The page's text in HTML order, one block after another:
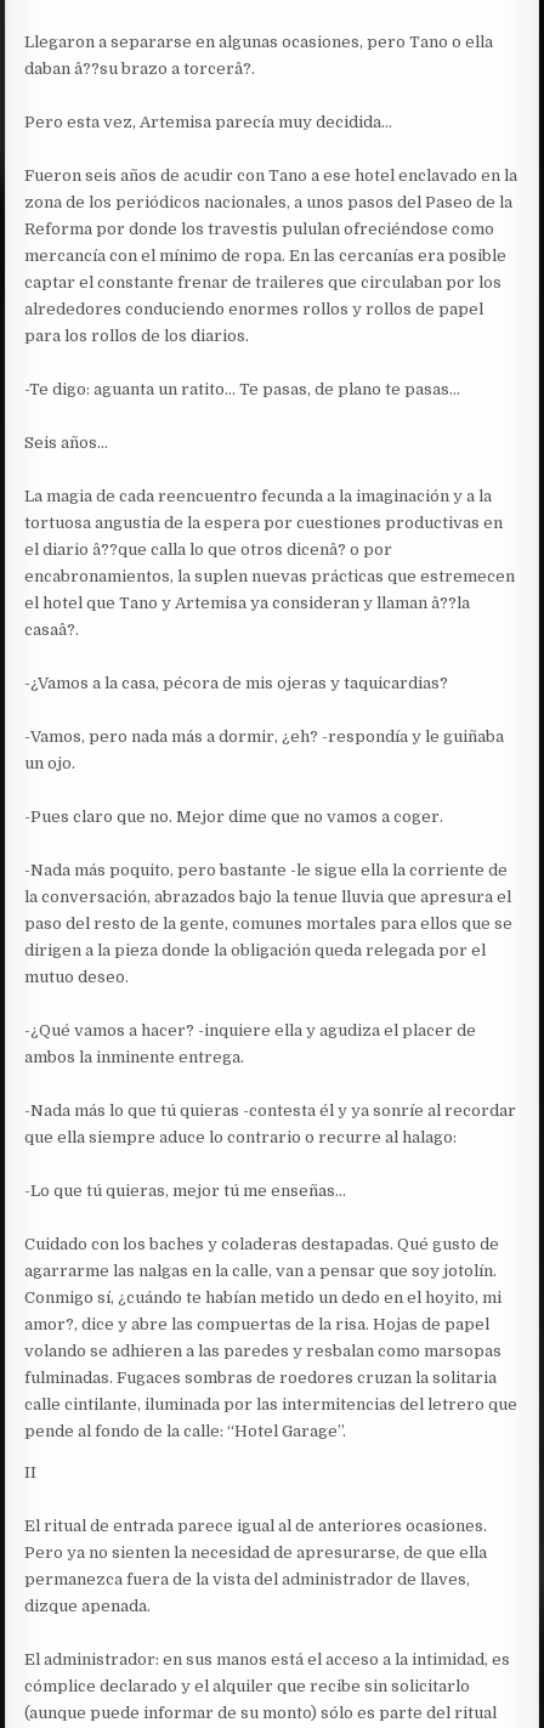
Llegaron a separarse en algunas ocasiones, pero Tano o ella
daban â??su brazo a torcerâ?.
Pero esta vez, Artemisa parecía muy decidida…
Fueron seis años de acudir con Tano a ese hotel enclavado en la
zona de los periódicos nacionales, a unos pasos del Paseo de la
Reforma por donde los travestis pululan ofreciéndose como
mercancía con el mínimo de ropa. En las cercanías era posible
captar el constante frenar de traileres que circulaban por los
alrededores conduciendo enormes rollos y rollos de papel
para los rollos de los diarios.
-Te digo: aguanta un ratito… Te pasas, de plano te pasas…
Seis años…
La magia de cada reencuentro fecunda a la imaginación y a la
tortuosa angustia de la espera por cuestiones productivas en
el diario â??que calla lo que otros dicenâ? o por
encabronamientos, la suplen nuevas prácticas que estremecen
el hotel que Tano y Artemisa ya consideran y llaman â??la
casaâ?.
-¿Vamos a la casa, pécora de mis ojeras y taquicardias?
-Vamos, pero nada más a dormir, ¿eh? -respondía y le guiñaba
un ojo.
-Pues claro que no. Mejor dime que no vamos a coger.
-Nada más poquito, pero bastante -le sigue ella la corriente de
la conversación, abrazados bajo la tenue lluvia que apresura el
paso del resto de la gente, comunes mortales para ellos que se
dirigen a la pieza donde la obligación queda relegada por el
mutuo deseo.
-¿Qué vamos a hacer? -inquiere ella y agudiza el placer de
ambos la inminente entrega.
-Nada más lo que tú quieras -contesta él y ya sonríe al recordar
que ella siempre aduce lo contrario o recurre al halago:
-Lo que tú quieras, mejor tú me enseñas…
Cuidado con los baches y coladeras destapadas. Qué gusto de
agarrarme las nalgas en la calle, van a pensar que soy jotolín.
Conmigo sí, ¿cuándo te habían metido un dedo en el hoyito, mi
amor?, dice y abre las compuertas de la risa. Hojas de papel
volando se adhieren a las paredes y resbalan como marsopas
fulminadas. Fugaces sombras de roedores cruzan la solitaria
calle cintilante, iluminada por las intermitencias del letrero que
pende al fondo de la calle: “Hotel Garage”.
II
El ritual de entrada parece igual al de anteriores ocasiones.
Pero ya no sienten la necesidad de apresurarse, de que ella
permanezca fuera de la vista del administrador de llaves,
dizque apenada.
El administrador: en sus manos está el acceso a la intimidad, es
cómplice declarado y el alquiler que recibe sin solicitarlo
(aunque puede informar de su monto) sólo es parte del ritual